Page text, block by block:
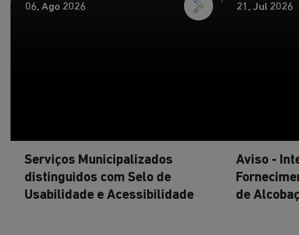
06, Ago 2026
Serviços Municipalizados
distinguidos com Selo de
Usabilidade e Acessibilidade
21, Jul 2026
Aviso -
de